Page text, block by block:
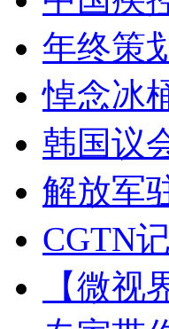
年终策
悼念冰
韩国议
解放军
CGTN
【微